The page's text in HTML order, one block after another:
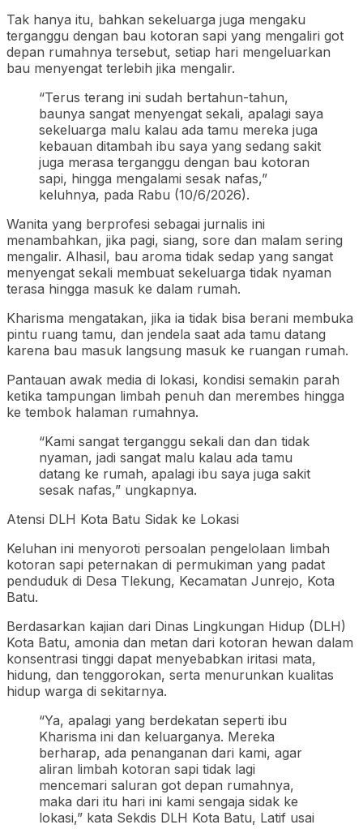
Tak hanya itu, bahkan sekeluarga juga mengaku
terganggu dengan bau kotoran sapi yang mengaliri got
depan rumahnya tersebut, setiap hari mengeluarkan
bau menyengat terlebih jika mengalir.
“Terus terang ini sudah bertahun-tahun,
baunya sangat menyengat sekali, apalagi saya
sekeluarga malu kalau ada tamu mereka juga
kebauan ditambah ibu saya yang sedang sakit
juga merasa terganggu dengan bau kotoran
sapi, hingga mengalami sesak nafas,”
keluhnya, pada Rabu (10/6/2026).
Wanita yang berprofesi sebagai jurnalis ini
menambahkan, jika pagi, siang, sore dan malam sering
mengalir. Alhasil, bau aroma tidak sedap yang sangat
menyengat sekali membuat sekeluarga tidak nyaman
terasa hingga masuk ke dalam rumah.
Kharisma mengatakan, jika ia tidak bisa berani membuka
pintu ruang tamu, dan jendela saat ada tamu datang
karena bau masuk langsung masuk ke ruangan rumah.
Pantauan awak media di lokasi, kondisi semakin parah
ketika tampungan limbah penuh dan merembes hingga
ke tembok halaman rumahnya.
“Kami sangat terganggu sekali dan dan tidak
nyaman, jadi sangat malu kalau ada tamu
datang ke rumah, apalagi ibu saya juga sakit
sesak nafas,” ungkapnya.
Atensi DLH Kota Batu Sidak ke Lokasi
Keluhan ini menyoroti persoalan pengelolaan limbah
kotoran sapi peternakan di permukiman yang padat
penduduk di Desa Tlekung, Kecamatan Junrejo, Kota
Batu.
Berdasarkan kajian dari Dinas Lingkungan Hidup (DLH)
Kota Batu, amonia dan metan dari kotoran hewan dalam
konsentrasi tinggi dapat menyebabkan iritasi mata,
hidung, dan tenggorokan, serta menurunkan kualitas
hidup warga di sekitarnya.
“Ya, apalagi yang berdekatan seperti ibu
Kharisma ini dan keluarganya. Mereka
berharap, ada penanganan dari kami, agar
aliran limbah kotoran sapi tidak lagi
mencemari saluran got depan rumahnya,
maka dari itu hari ini kami sengaja sidak ke
lokasi,” kata Sekdis DLH Kota Batu, Latif usai